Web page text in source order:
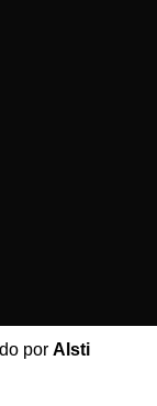
por Alsti